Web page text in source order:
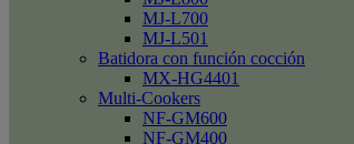
MJ-L700
MJ-L501
Batidora con función cocción
MX-HG4401
Multi-Cookers
NF-GM600
NF-GM400